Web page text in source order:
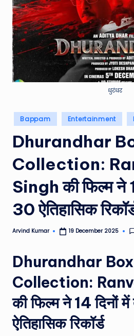
e
a
t
h
er
e
c
h
&
M
o
vi
N
e
w
s
A
धुरंधर
Posted
in
Bappam Entertainment
Dhurandhar
Collection:
Singh की फिल्म ने
30 ऐतिहासिक
Posted
Arvind Kumar 19 December 2025
Dhurandhar
Collection:
की फिल्म ने 14 दिनों
ऐतिहासिक रिकॉर्ड